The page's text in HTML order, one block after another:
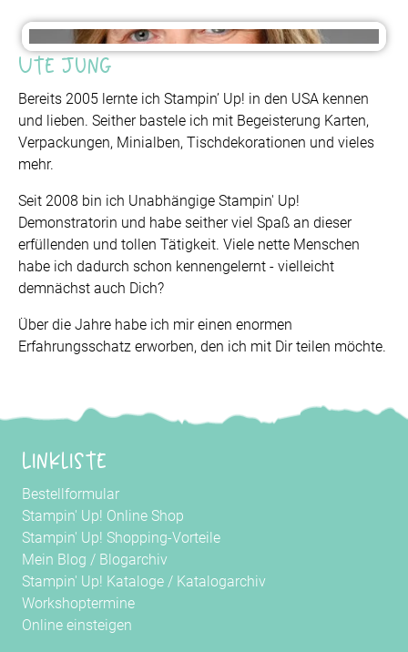
Ute Jung
Bereits 2005 lernte ich Stampin’ Up! in den USA kennen
und lieben. Seither bastele ich mit Begeisterung Karten,
Verpackungen, Minialben, Tischdekorationen und vieles
mehr.
Seit 2008 bin ich Unabhängige Stampin' Up!
Demonstratorin und habe seither viel Spaß an dieser
erfüllenden und tollen Tätigkeit. Viele nette Menschen
habe ich dadurch schon kennengelernt - vielleicht
demnächst auch Dich?
Über die Jahre habe ich mir einen enormen
Erfahrungsschatz erworben, den ich mit Dir teilen möchte.
Linkliste
Bestellformular
Stampin' Up! Online Shop
Stampin' Up! Shopping-Vorteile
Mein Blog / Blogarchiv
Stampin' Up! Kataloge / Katalogarchiv
Workshoptermine
Online einsteigen